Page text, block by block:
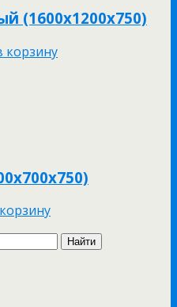
(1600х1200х750)
корзину